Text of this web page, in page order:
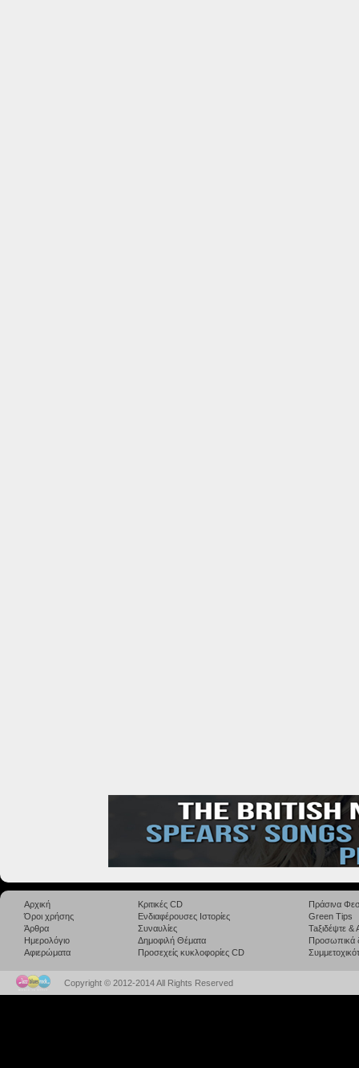
Αρχική
Όροι χρήσης
Άρθρα
Ημερολόγιο
Αφιερώματα
Κριτικές CD
Ενδιαφέρουσες Ιστορίες
Συναυλίες
Δημοφιλή Θέματα
Προσεχείς κυκλοφορίες CD
Πράσινα
Green Tips
Taξιδέψτε
Προσωπικά
Copyright © 2012-2014 All Rights Reserved